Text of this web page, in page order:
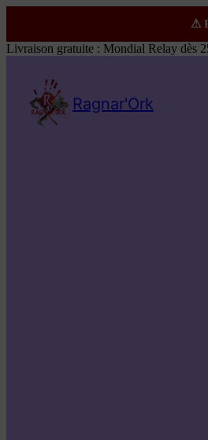
Livraison gratuite : Mondial Relay dès
Ragnar'Ork